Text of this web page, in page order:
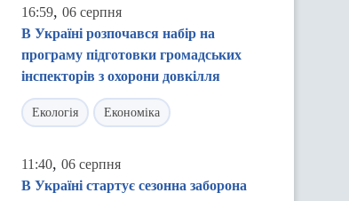
16:59, 06 серпня
В Україні розпочався набір на
програму підготовки громадських
інспекторів з охорони довкілля
Екологія Економіка
11:40, 06 серпня
В Україні стартує сезонна заборона